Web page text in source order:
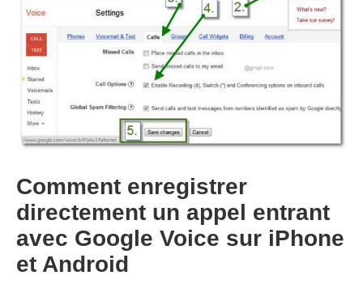
Étape 1.
Étape 2.
Comment enregistrer
directement un appel entrant
avec Google Voice sur iPhone
et Android